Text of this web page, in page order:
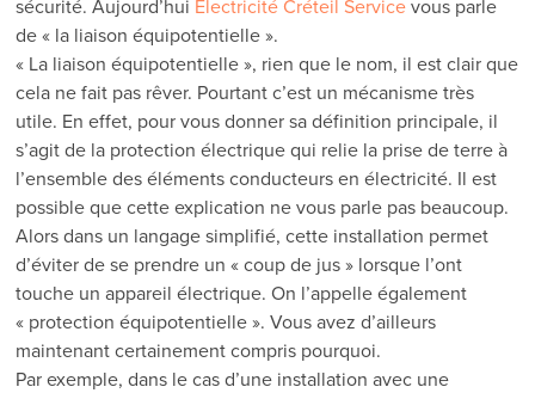
sécurité. Aujourd’hui Electricité Créteil Service vous parle
de « la liaison équipotentielle ».
« La liaison équipotentielle », rien que le nom, il est clair que
cela ne fait pas rêver. Pourtant c’est un mécanisme très
utile. En effet, pour vous donner sa définition principale, il
s’agit de la protection électrique qui relie la prise de terre à
l’ensemble des éléments conducteurs en électricité. Il est
possible que cette explication ne vous parle pas beaucoup.
Alors dans un langage simplifié, cette installation permet
d’éviter de se prendre un « coup de jus » lorsque l’ont
touche un appareil électrique. On l’appelle également
« protection équipotentielle ». Vous avez d’ailleurs
maintenant certainement compris pourquoi.
Par exemple, dans le cas d’une installation avec une